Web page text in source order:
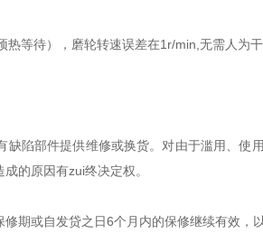
热等待），磨轮转速误差在1r/min, 无需人为
陷部件提供维修或换货。对由于滥用、使
成的原因有zui终决定权。
期或自发贷之日6个月内的保修继续有效，